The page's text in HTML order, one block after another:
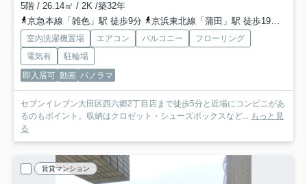
5階 / 26.14㎡ / 2K /築32年
京急本線「雑色」駅 徒歩9分
京浜東北線「蒲田」駅 徒歩19分
室内洗濯機置場 エアコン バルコニー
フローリング
電気有
駐輪場
即入居可 動画 パノラマ
セブンイレブン大田区西六郷2丁目店まで徒歩5分と近場にコンビニがあ
るのもポイント。収納はクロゼット・シューズボックスなど... もっと見
る
賃貸マンション